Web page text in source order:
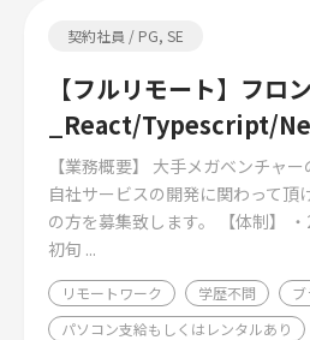
契約社員 / PG, SE
【フルリモート】フロ
_React/Typescript/
【業務概要】 大手メガベンチャー
自社サービスの開発に関わって頂
の方を募集致します。 【体制】
初旬 ...
リモートワーク 学歴不問
パソコン支給もしくはレンタルあり